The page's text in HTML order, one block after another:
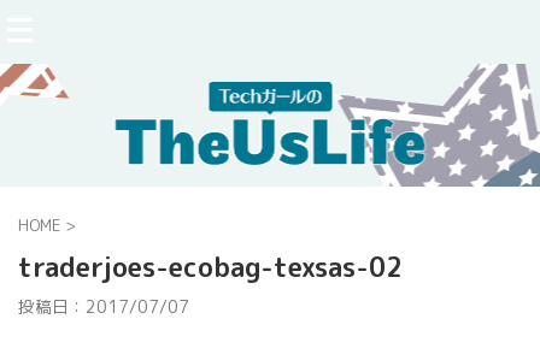
HOME >
traderjoes-ecobag-texsas-02
投稿日： 2017/07/07